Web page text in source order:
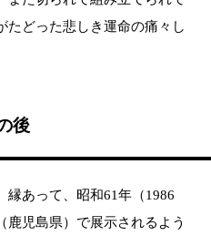
たどった悲しき運命の痛々し
後
縁あって、昭和61年（1986
児島県）で展示されるよう